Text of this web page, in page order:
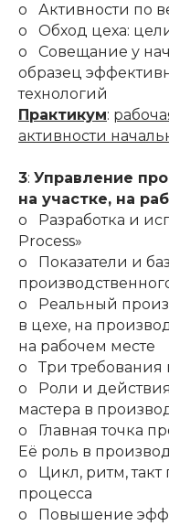
o Активности по
o Обход цеха:
o Совещание у
образец
технологий
Практикум:
активности
3: Управление
на участке, на
o Разработка и
Process»
o Показатели и
o Реальный
в цехе, на
на рабочем месте
o Три требования
o Роли и
мастера в
o Главная точка
Её роль в
o Цикл, ритм, такт
процесса
o Повышение